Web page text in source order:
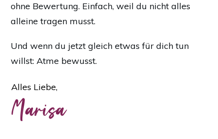
ohne Bewertung. Einfach, weil du nicht alles
alleine tragen musst.
Und wenn du jetzt gleich etwas für dich tun
willst: Atme bewusst.
Alles Liebe,
Marisa